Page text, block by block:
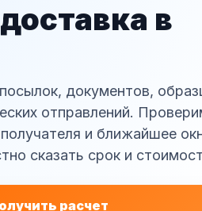
в
документов,
отправлений.
и ближайшее
сказать срок и
расчет